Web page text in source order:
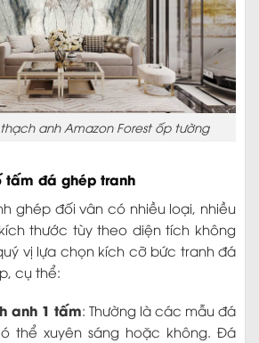
anh Amazon Forest ốp tường
tấm đá ghép tranh
ghép đối vân có nhiều loại, nhiều
thước tùy theo diện tích không
vị lựa chọn kích cỡ bức tranh đá
cụ thể:
anh 1 tấm: Thường là các mẫu đá
thể xuyên sáng hoặc không. Đá